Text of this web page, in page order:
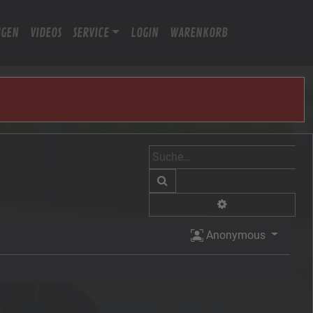
VIDEOS SERVICE LOGIN WARENKORB
Anonymous